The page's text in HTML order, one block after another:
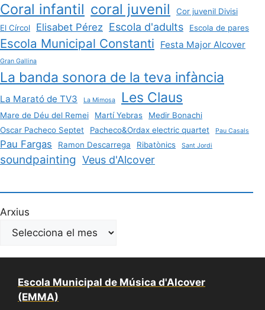
Coral infantil coral juvenil
Cor juvenil Divisi
El Círcol
Elisabet Pérez Escola d'adults Escola de pares
Escola Municipal Constanti Festa Major Alcover
Gran Gallina
La banda sonora de la teva infància
La Marató de TV3 La Mimosa Les Claus
Mare de Déu del Remei Martí Yebras
Medir Bonachi
Oscar Pacheco Septet
Pacheco&Ordax electric quartet Pau Casals
Pau Fargas Ramon Descarrega Ribatònics Sant Jordi
soundpainting Veus d'Alcover
Arxius
Escola Municipal de Música d'Alcover
(EMMA)